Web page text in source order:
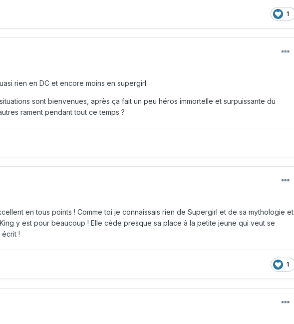
1
rien en DC et encore moins en supergirl.
sont bienvenues, après ça fait un peu héros immortelle et surpuissante du
rament pendant tout ce temps ?
en tous points ! Comme toi je connaissais rien de Supergirl et de sa mythologie et
y est pour beaucoup ! Elle cède presque sa place à la petite jeune qui veut se
!
1